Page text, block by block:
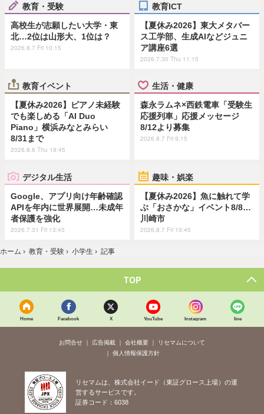
教育・受験
高校生が志願したい大学・東
北…2位は山形大、1位は？
2026.8.7 Fri 10:15
教育ICT
【夏休み2026】東大メタバー
ス工学部、生成AIなどジュニ
ア講座6選
2026.7.30 Thu 11:15
教育イベント
【夏休み2026】ピアノ未経験
でも楽しめる「AI Duo
Piano」横浜みなとみらい
8/31まで
2026.8.6 Thu 19:45
生活・健康
森永ラムネ×西鉄電車「受験生
応援列車」応援メッセージ
8/12より募集
2026.8.7 Fri 9:15
デジタル生活
Google、アプリ向け年齢確認
APIを年内に世界展開…未成年
者保護を強化
2026.7.31 Fri 13:45
趣味・娯楽
【夏休み2026】魚に触れて学
ぶ「おさかな」イベント8/8…
川崎市
2026.8.7 Fri 10:45
ホーム › 教育・受験 › 小学生 › 記事
TOP
Home Facebook X YouTube Instagram line
お問合せ 広告掲載 会社概要
リセマムについて
個人情報保護方針
リセマムは、株式会社イード（東証グロース上場）の運
営するサービスです。
証券コード：6038